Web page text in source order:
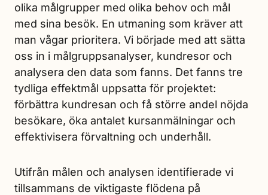
olika målgrupper med olika behov och mål
med sina besök. En utmaning som kräver att
man vågar prioritera. Vi började med att sätta
oss in i målgruppsanalyser, kundresor och
analysera den data som fanns. Det fanns tre
tydliga effektmål uppsatta för projektet:
förbättra kundresan och få större andel nöjda
besökare, öka antalet kursanmälningar och
effektivisera förvaltning och underhåll.
Utifrån målen och analysen identifierade vi
tillsammans de viktigaste flödena på